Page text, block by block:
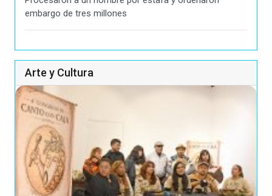
embargo de tres millones
Arte y Cultura